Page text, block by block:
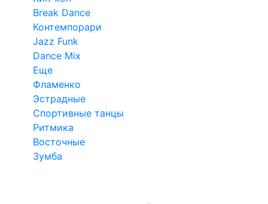
Break Dance
Контемпорари
Jazz Funk
Dance Mix
Еще
Фламенко
Эстрадные
Спортивные танцы
Ритмика
Восточные
Зумба